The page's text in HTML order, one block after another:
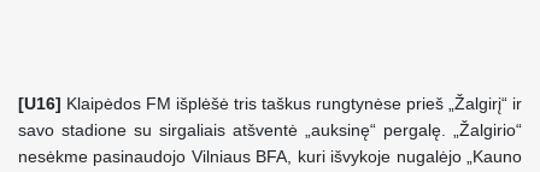
[U16] Klaipėdos FM išplėšė tris taškus rungtynėse prieš „Žalgirį“ ir
savo stadione su sirgaliais atšventė „auksinę“ pergalę. „Žalgirio“
nesėkme pasinaudojo Vilniaus BFA, kuri išvykoje nugalėjo „Kauno